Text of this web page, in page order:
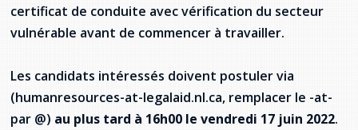
certificat de conduite avec vérification du secteur
vulnérable avant de commencer à travailler.
Les candidats intéressés doivent postuler via
(humanresources-at-legalaid.nl.ca, remplacer le -at-
par @) au plus tard à 16h00 le vendredi 17 juin 2022.